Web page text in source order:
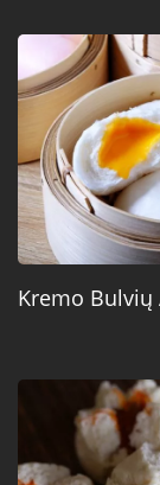
Kremo Bulvių